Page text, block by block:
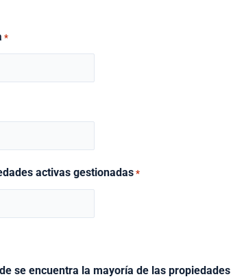
*
activas gestionadas *
se encuentra la mayoría de las propiedades